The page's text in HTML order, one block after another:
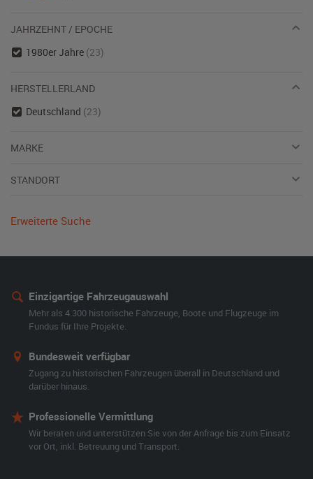
JAHRZEHNT / EPOCHE
1980er Jahre (23)
HERSTELLERLAND
Deutschland (23)
MARKE
STANDORT
Erweiterte Suche
Einzigartige Fahrzeugauswahl
Mehr als 4.300 historische Fahrzeuge, Boote und Flugzeuge im
Fundus für Ihre Projekte.
Bundesweit verfügbar
Zugang zu historischen Fahrzeugen überall in Deutschland und
darüber hinaus.
Professionelle Vermittlung
Wir beraten und unterstützen Sie von der Anfrage bis zum Einsatz
vor Ort, inkl. Betreuung und Transport.